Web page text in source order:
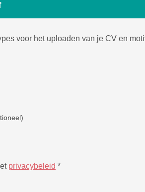
voor het uploaden van je CV en
privacybeleid *